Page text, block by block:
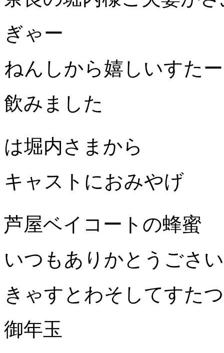
ぎゃー
ねんしから嬉しいすた
飲みました
は堀内さまから
キャストにおみやげ
芦屋ベイコートの蜂蜜
いつもありかとうごさ
きゃすとわそしてすた
御年玉